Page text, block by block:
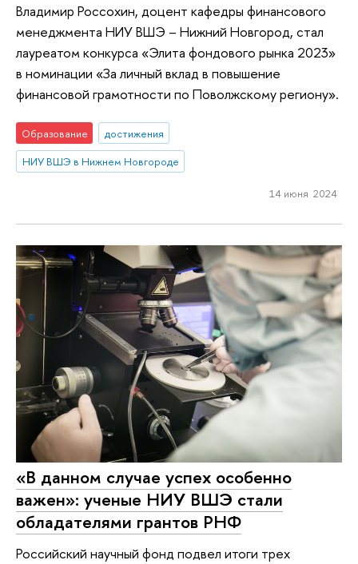
Владимир Россохин, доцент кафедры финансового
менеджмента НИУ ВШЭ – Нижний Новгород, стал
лауреатом конкурса «Элита фондового рынка 2023»
в номинации «За личный вклад в повышение
финансовой грамотности по Поволжскому региону».
Образование
достижения
НИУ ВШЭ в Нижнем Новгороде
14 июня 2024
«В данном случае успех особенно
важен»: ученые НИУ ВШЭ стали
обладателями грантов РНФ
Российский научный фонд подвел итоги трех